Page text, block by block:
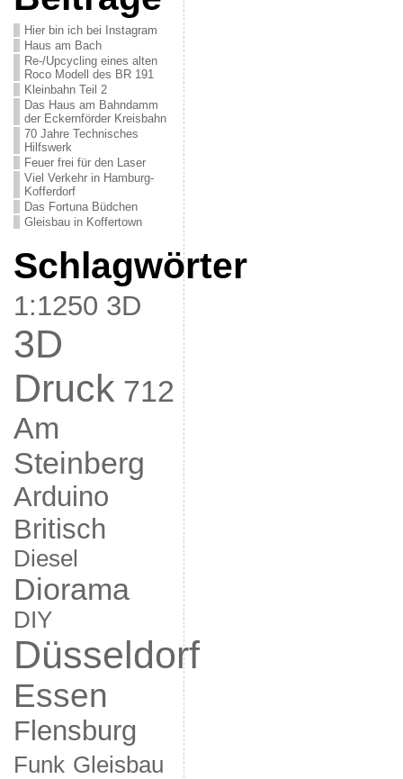
Hier bin ich bei Instagram
Haus am Bach
Re-/Upcycling eines alten
Roco Modell des BR 191
Kleinbahn Teil 2
Das Haus am Bahndamm
der Eckernförder Kreisbahn
70 Jahre Technisches
Hilfswerk
Feuer frei für den Laser
Viel Verkehr in Hamburg-
Kofferdorf
Das Fortuna Büdchen
Gleisbau in Koffertown
Schlagwörter
1:1250 3D
3D
Druck 712
Am
Steinberg
Arduino
Britisch
Diesel
Diorama
DIY
Düsseldorf
Essen
Flensburg
Funk Gleisbau